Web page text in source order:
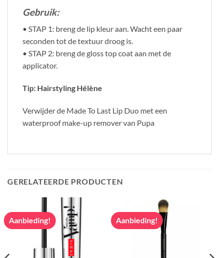
Gebruik:
• STAP 1: breng de lip kleur aan. Wacht een paar
seconden tot de textuur droog is.
• STAP 2: breng de gloss top coat aan met de
applicator.
Tip: Hairstyling Hélène
Verwijder de Made To Last Lip Duo met een
waterproof make-up remover van Pupa
GERELATEERDE PRODUCTEN
Aanbieding! Aanbieding!